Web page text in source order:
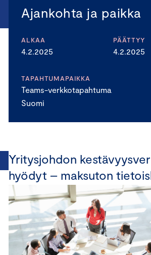
Ajankohta ja paikka
ALKAA
4.2.2025
PÄÄTTYY
4.2.2025
TAPAHTUMAPAIKKA
Teams-verkkotapahtuma
Suomi
Yritysjohdon
hyödyt – maksuton